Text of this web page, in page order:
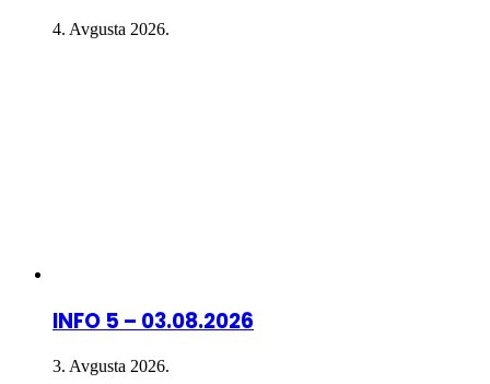
4. Avgusta 2026.
INFO 5 – 03.08.2026
3. Avgusta 2026.